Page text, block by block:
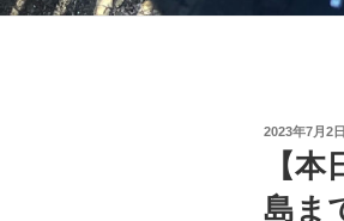
投
2023年7月2日
【
島ま